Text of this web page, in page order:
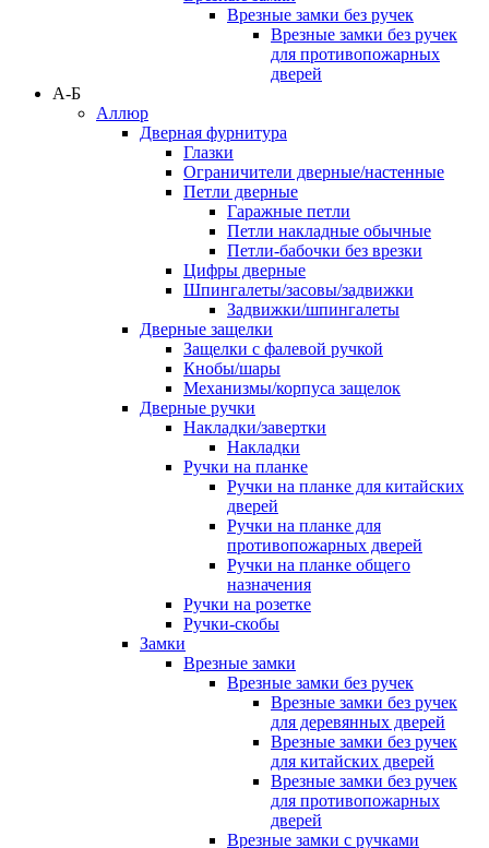
Врезные замки без ручек
Врезные замки без ручек
для противопожарных
дверей
А-Б
Аллюр
Дверная фурнитура
Глазки
Ограничители дверные/настенные
Петли дверные
Гаражные петли
Петли накладные обычные
Петли-бабочки без врезки
Цифры дверные
Шпингалеты/засовы/задвижки
Задвижки/шпингалеты
Дверные защелки
Защелки с фалевой ручкой
Кнобы/шары
Механизмы/корпуса защелок
Дверные ручки
Накладки/завертки
Накладки
Ручки на планке
Ручки на планке для китайских
дверей
Ручки на планке для
противопожарных дверей
Ручки на планке общего
назначения
Ручки на розетке
Ручки-скобы
Замки
Врезные замки
Врезные замки без ручек
Врезные замки без ручек
для деревянных дверей
Врезные замки без ручек
для китайских дверей
Врезные замки без ручек
для противопожарных
дверей
Врезные замки с ручками